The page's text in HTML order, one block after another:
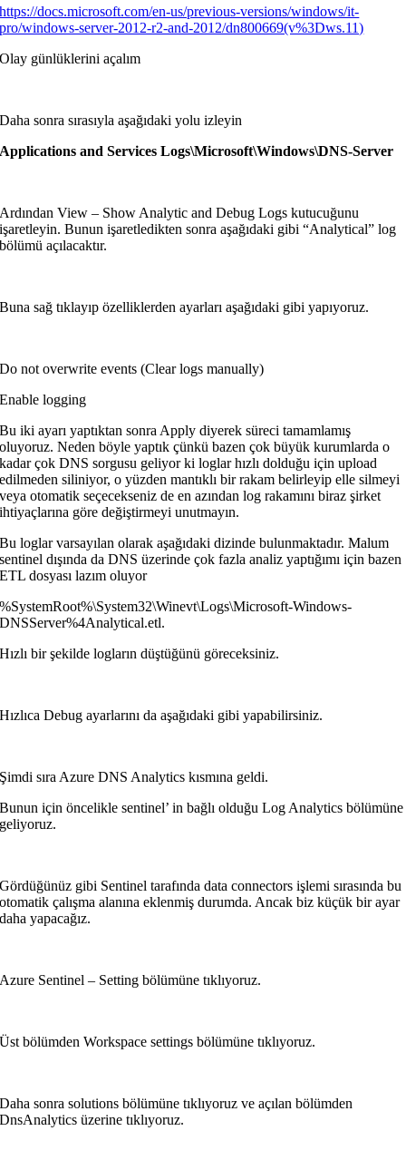
https://docs.microsoft.com/en-us/previous-versions/windows/it-
pro/windows-server-2012-r2-and-2012/dn800669(v%3Dws.11)
Olay günlüklerini açalım
Daha sonra sırasıyla aşağıdaki yolu izleyin
Applications and Services Logs\Microsoft\Windows\DNS-Server
Ardından View – Show Analytic and Debug Logs kutucuğunu
işaretleyin. Bunun işaretledikten sonra aşağıdaki gibi “Analytical” log
bölümü açılacaktır.
Buna sağ tıklayıp özelliklerden ayarları aşağıdaki gibi yapıyoruz.
Do not overwrite events (Clear logs manually)
Enable logging
Bu iki ayarı yaptıktan sonra Apply diyerek süreci tamamlamış
oluyoruz. Neden böyle yaptık çünkü bazen çok büyük kurumlarda o
kadar çok DNS sorgusu geliyor ki loglar hızlı dolduğu için upload
edilmeden siliniyor, o yüzden mantıklı bir rakam belirleyip elle silmeyi
veya otomatik seçecekseniz de en azından log rakamını biraz şirket
ihtiyaçlarına göre değiştirmeyi unutmayın.
Bu loglar varsayılan olarak aşağıdaki dizinde bulunmaktadır. Malum
sentinel dışında da DNS üzerinde çok fazla analiz yaptığımı için bazen
ETL dosyası lazım oluyor
%SystemRoot%\System32\Winevt\Logs\Microsoft-Windows-
DNSServer%4Analytical.etl.
Hızlı bir şekilde logların düştüğünü göreceksiniz.
Hızlıca Debug ayarlarını da aşağıdaki gibi yapabilirsiniz.
Şimdi sıra Azure DNS Analytics kısmına geldi.
Bunun için öncelikle sentinel’ in bağlı olduğu Log Analytics bölümüne
geliyoruz.
Gördüğünüz gibi Sentinel tarafında data connectors işlemi sırasında bu
otomatik çalışma alanına eklenmiş durumda. Ancak biz küçük bir ayar
daha yapacağız.
Azure Sentinel – Setting bölümüne tıklıyoruz.
Üst bölümden Workspace settings bölümüne tıklıyoruz.
Daha sonra solutions bölümüne tıklıyoruz ve açılan bölümden
DnsAnalytics üzerine tıklıyoruz.